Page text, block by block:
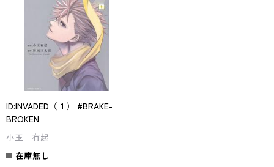
ID:INVADED（１） #BRAKE-
BROKEN
小玉 有起
在庫無し